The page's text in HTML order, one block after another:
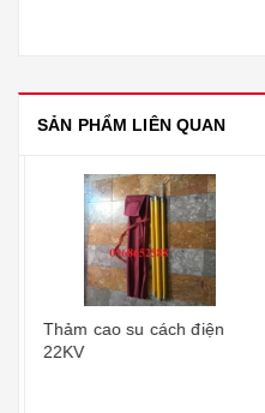
SẢN PHẨM LIÊN QUAN
Thảm cao su cách điện
22KV